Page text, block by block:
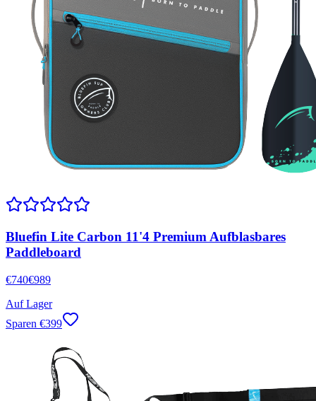
Bluefin Lite Carbon 11'4 Premium Aufblasbares
Paddleboard
€740€989
Auf Lager
Sparen €399